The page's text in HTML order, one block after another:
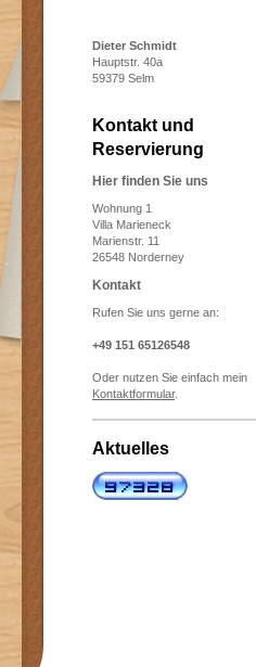
Dieter Schmidt
Hauptstr. 40a
59379 Selm
Kontakt und
Reservierung
Hier finden Sie uns
Wohnung 1
Villa Marieneck
Marienstr. 11
26548 Norderney
Kontakt
Rufen Sie uns gerne an:
+49 151 65126548
Oder nutzen Sie einfach mein
Kontaktformular.
Aktuelles